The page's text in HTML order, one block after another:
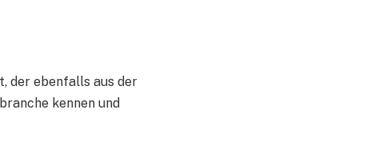
der ebenfalls aus der
kennen und